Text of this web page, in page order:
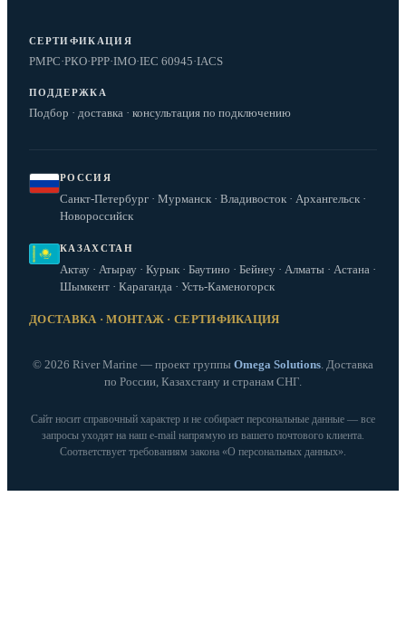
СЕРТИФИКАЦИЯ
РМРС·РКО·РРР·IMO·IEC 60945·IACS
ПОДДЕРЖКА
Подбор · доставка · консультация по подключению
РОССИЯ
Санкт-Петербург · Мурманск · Владивосток · Архангельск ·
Новороссийск
КАЗАХСТАН
Актау · Атырау · Курык · Баутино · Бейнеу · Алматы · Астана ·
Шымкент · Караганда · Усть-Каменогорск
ДОСТАВКА · МОНТАЖ · СЕРТИФИКАЦИЯ
© 2026 River Marine — проект группы Omega Solutions. Доставка
по России, Казахстану и странам СНГ.
Сайт носит справочный характер и не собирает персональные данные — все
запросы уходят на наш e‑mail напрямую из вашего почтового клиента.
Соответствует требованиям закона «О персональных данных».